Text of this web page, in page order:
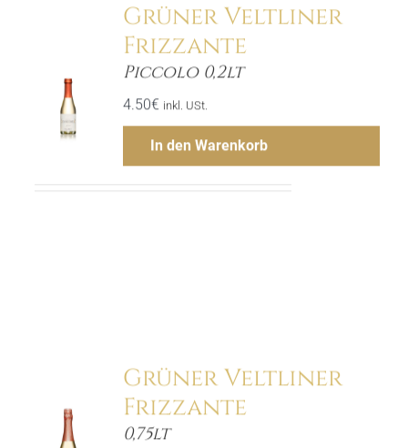
Grüner Veltliner
Frizzante
Piccolo 0,2lt
4.50€ inkl. USt.
In den Warenkorb
Grüner Veltliner
Frizzante
0,75lt